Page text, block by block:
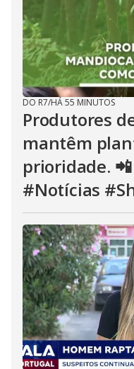
DO R7/HÁ 55 MINUTOS
Produtores
mantêm
prioridade.
#Notícias